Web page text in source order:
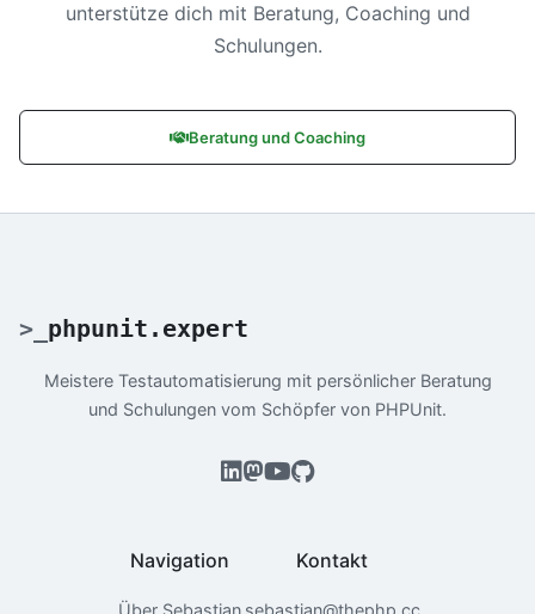
unterstütze dich mit Beratung, Coaching und
Schulungen.
Beratung und Coaching
> phpunit.expert
Meistere Testautomatisierung mit persönlicher Beratung
und Schulungen vom Schöpfer von PHPUnit.
Navigation
Über Sebastian
Kontakt
sebastian@thephp.cc